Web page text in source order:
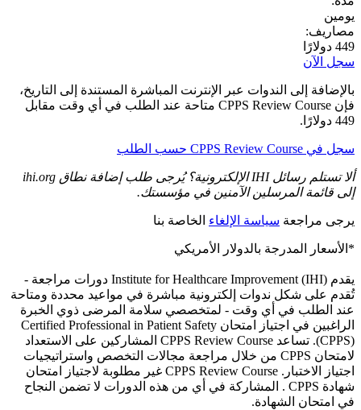
يومين
مصاريف:
449 دولارًا
سجل الآن
بالإضافة إلى الندوات عبر الإنترنت المباشرة المستندة إلى التاريخ،
فإن CPPS Review Course متاحة عند الطلب في أي وقت مقابل
449 دولارًا.
سجل في CPPS Review Course حسب الطلب
ألا تستلم رسائل IHI الإلكترونية؟ يُرجى طلب إضافة نطاق ihi.org
إلى قائمة المرسلين الآمنين في مؤسستك.
يرجى مراجعة سياسة الإلغاء الخاصة بنا
*الأسعار المدرجة بالدولار الأمريكي
يقدم Institute for Healthcare Improvement (IHI) دورات مراجعة -
تُقدم على شكل ندوات إلكترونية مباشرة في مواعيد محددة ومتاحة
عند الطلب في أي وقت - لمتخصصي سلامة المرضى ذوي الخبرة
الراغبين في اجتياز امتحان Certified Professional in Patient Safety
(CPPS). تساعد CPPS Review Course المشاركين على الاستعداد
لامتحان CPPS من خلال مراجعة مجالات التخصص واستراتيجيات
اجتياز الاختبار. CPPS Review Course غير مطلوبة لاجتياز امتحان
شهادة CPPS . المشاركة في أي من هذه الدورات لا تضمن النجاح
في امتحان الشهادة.